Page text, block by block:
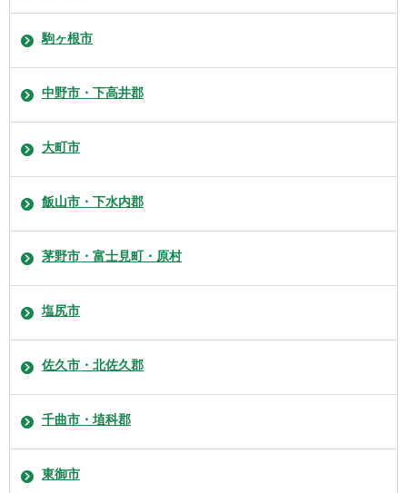
駒ヶ根市
中野市・下高井郡
大町市
飯山市・下水内郡
茅野市・富士見町・原村
塩尻市
佐久市・北佐久郡
千曲市・埴科郡
東御市